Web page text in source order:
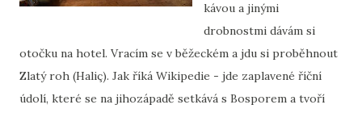
kávou a jinými
drobnostmi dávám si
otočku na hotel. Vracím se v běžeckém a jdu si proběhnout
Zlatý roh (Haliç). Jak říká Wikipedie - jde zaplavené říční
údolí, které se na jihozápadě setkává s Bosporem a tvoří